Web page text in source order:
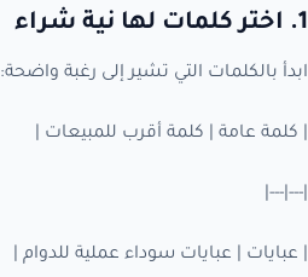
1. اختر كلمات لها نية شراء
ابدأ بالكلمات التي تشير إلى رغبة واضحة:
| كلمة عامة | كلمة أقرب للمبيعات |
|---|---|
| عبايات | عبايات سوداء عملية للدوام |